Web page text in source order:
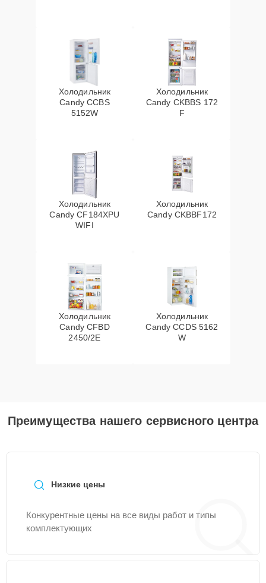
Холодильник
Candy CCBS
5152W
Холодильник
Candy CKBBS 172
F
Холодильник
Candy CF184XPU
WIFI
Холодильник
Candy CKBBF172
Холодильник
Candy CFBD
2450/2E
Холодильник
Candy CCDS 5162
W
Преимущества нашего сервисного центра
Низкие цены
Конкурентные цены на все виды работ и типы
комплектующих